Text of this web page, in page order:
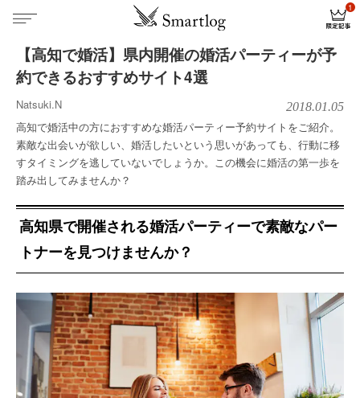
【高知で婚活】県内開催の婚活パーティーが予
約できるおすすめサイト4選
Natsuki.N 2018.01.05
高知で婚活中の方におすすめな婚活パーティー予約サイトをご紹介。
素敵な出会いが欲しい、婚活したいという思いがあっても、行動に移
すタイミングを逃していないでしょうか。この機会に婚活の第一歩を
踏み出してみませんか？
高知県で開催される婚活パーティーで素敵なパー
トナーを見つけませんか？